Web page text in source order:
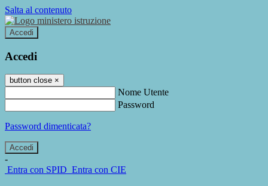
Salta al contenuto
Accedi
Accedi
button close ×
Nome Utente
Password
Password dimenticata?
-
Entra con SPID Entra con CIE